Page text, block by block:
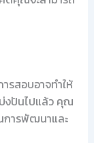
รสอบอาจทำให้
งปันไปแล้ว คุณ
การพัฒนาและ